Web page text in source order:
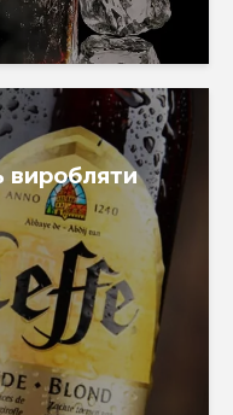
виробляти